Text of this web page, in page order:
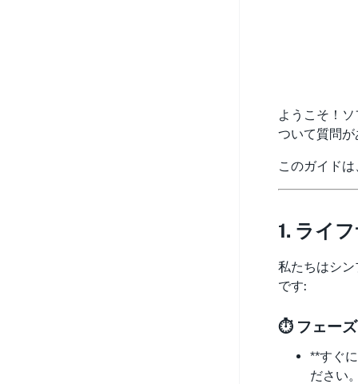
ようこそ！
ついて質問が
このガイド
1. ライ
私たちはシ
です:
⏱️ フェーズ
**すぐ
ださい。